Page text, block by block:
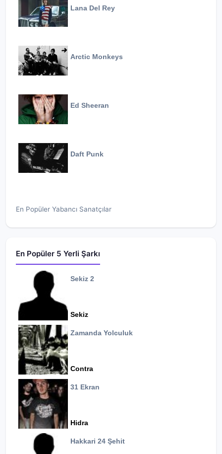
Lana Del Rey
Arctic Monkeys
Ed Sheeran
Daft Punk
En Popüler Yabancı Sanatçılar
En Popüler 5 Yerli Şarkı
Sekiz 2
Sekiz
Zamanda Yolculuk
Contra
31 Ekran
Hidra
Hakkari 24 Şehit